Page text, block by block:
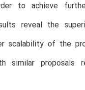
to achieve
reveal the
scalability of the
similar proposals